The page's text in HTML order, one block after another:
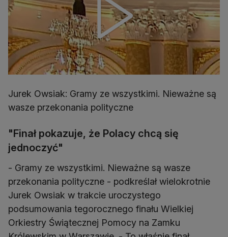
Jurek Owsiak: Gramy ze wszystkimi. Nieważne są
wasze przekonania polityczne
"Finał pokazuje, że Polacy chcą się
jednoczyć"
- Gramy ze wszystkimi. Nieważne są wasze
przekonania polityczne - podkreślał wielokrotnie
Jurek Owsiak w trakcie uroczystego
podsumowania tegorocznego finału Wielkiej
Orkiestry Świątecznej Pomocy na Zamku